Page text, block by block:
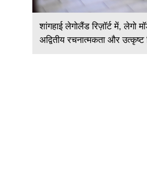
शांगहाई लेगोलैंड रिज़ॉर्ट में, लेगो
अद्वितीय रचनात्मकता और